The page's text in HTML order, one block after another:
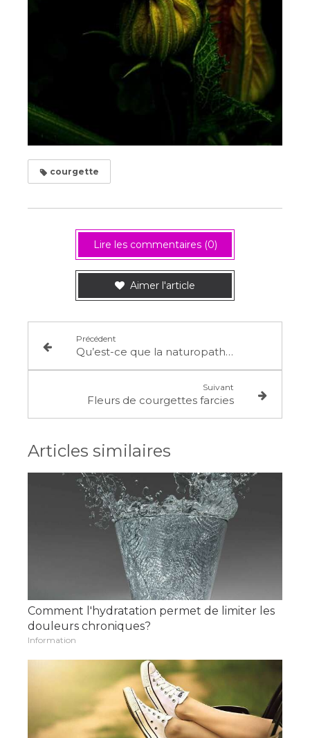
courgette
Lire les commentaires (0)
Aimer l'article
Précédent
Qu’est-ce que la naturopathie apporte quand on a des douleurs articulaires, ou une fibromyalgie ?
Suivant
Fleurs de courgettes farcies
Articles similaires
Comment l'hydratation permet de limiter les
douleurs chroniques?
Information